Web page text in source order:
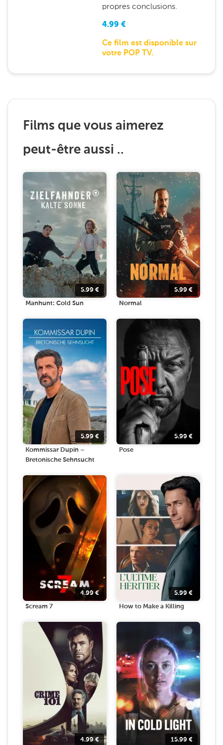
propres conclusions.
4.99 €
Ce film est disponible sur
votre POP TV.
Films que vous aimerez
peut-être aussi ..
5.99 €
Manhunt: Cold Sun
5.99 €
Normal
5.99 €
Kommissar Dupin –
Bretonische Sehnsucht
5.99 €
Pose
4.99€
Scream 7
5.99 €
How to Make a Killing
4.99€ 15.99 €